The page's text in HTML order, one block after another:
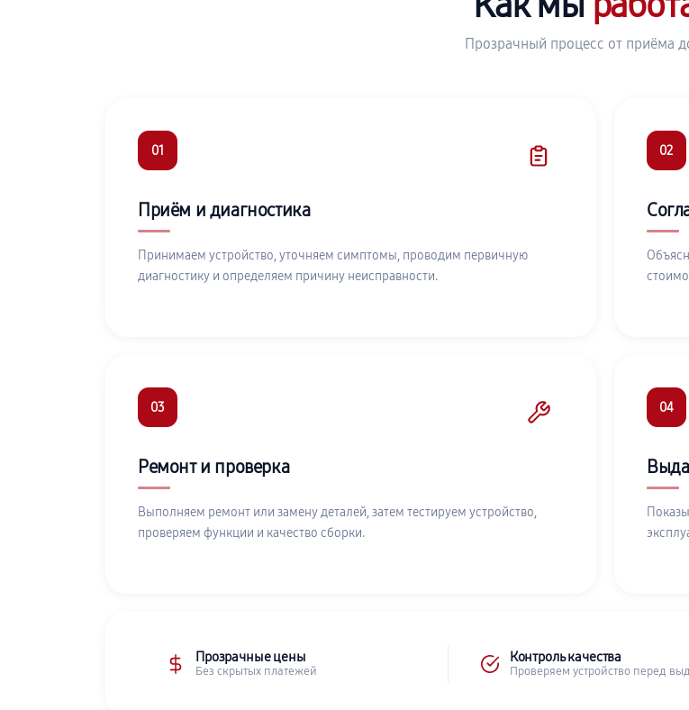
Прозрачный процесс от приёма
01
Приём и диагностика
Принимаем устройство, уточняем симптомы, проводим первичную
диагностику и определяем причину неисправности.
02
03
Ремонт и проверка
Выполняем ремонт или замену деталей, затем тестируем устройство,
проверяем функции и качество сборки.
04
Прозрачные цены
Без скрытых платежей
Контроль качества
Проверяем устройство перед